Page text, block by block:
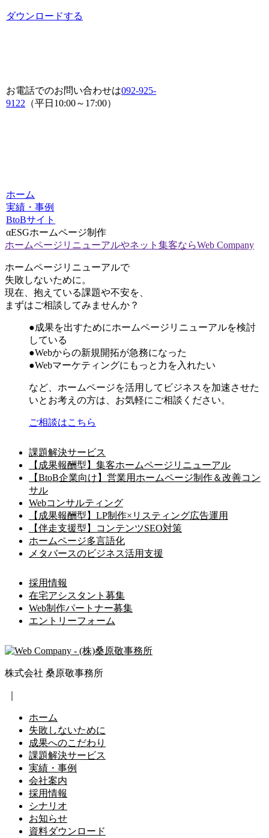
ダウンロードする
お電話でのお問い合わせは092-925-
9122 （平日10:00～17:00）
ホーム
実績・事例
BtoBサイト
αESGホームページ制作
ホームページリニューアルやネット集客ならWeb Company
ホームページリニューアルで
失敗しないために。
現在、抱えている課題や不安を、
まずはご相談してみませんか？
●成果を出すためにホームページリニューアルを検討
している
●Webからの新規開拓が急務になった
●Webマーケティングにもっと力を入れたい
など、ホームページを活用してビジネスを加速させた
いとお考えの方は、お気軽にご相談ください。
ご相談はこちら
課題解決サービス
【成果報酬型】集客ホームページリニューアル
【BtoB企業向け】営業用ホームページ制作＆改善コン
サル
Webコンサルティング
【成果報酬型】LP制作×リスティング広告運用
【伴走支援型】コンテンツSEO対策
ホームページ多言語化
メタバースのビジネス活用支援
採用情報
在宅アシスタント募集
Web制作パートナー募集
エントリーフォーム
株式会社 桑原敬事務所
ホーム
失敗しないために
成果へのこだわり
課題解決サービス
実績・事例
会社案内
採用情報
シナリオ
お知らせ
資料ダウンロード